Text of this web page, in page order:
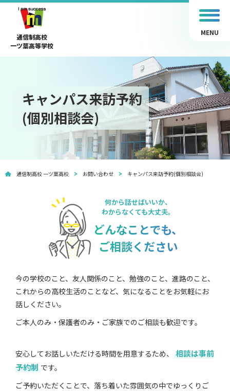
通信制高校
一ツ葉高等学校
MENU
キャンパス来訪予約
(個別相談会)
通信制高校 一ツ葉高校 お問い合わせ キャンパス来訪予約(個別相談会)
何から話せばいいか、
わからなくても大丈夫。
どんなことでも、
ご相談ください
今の学校のこと、友人関係のこと、勉強のこと、進路のこと、
これからの高校生活のことなど、気になることをお気軽にお
話しください。
ご本人のみ・保護者のみ・ご家族でのご相談も歓迎です。
安心してお話しいただける時間を用意するため、
相談は事前
予約制 です。
ご予約いただくことで、落ち着いた雰囲気の中でゆっくりご